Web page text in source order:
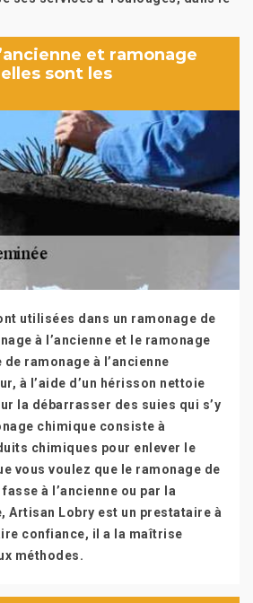
et ramonage
sont les
utilisées dans un ramonage de
à l’ancienne et le ramonage
ramonage à l’ancienne
à l’aide d’un hérisson nettoie
la débarrasser des suies qui s’y
chimique consiste à
chimiques pour enlever le
vous voulez que le ramonage de
à l’ancienne ou par la
Artisan Lobry est un prestataire à
confiance, il a la maîtrise
méthodes.